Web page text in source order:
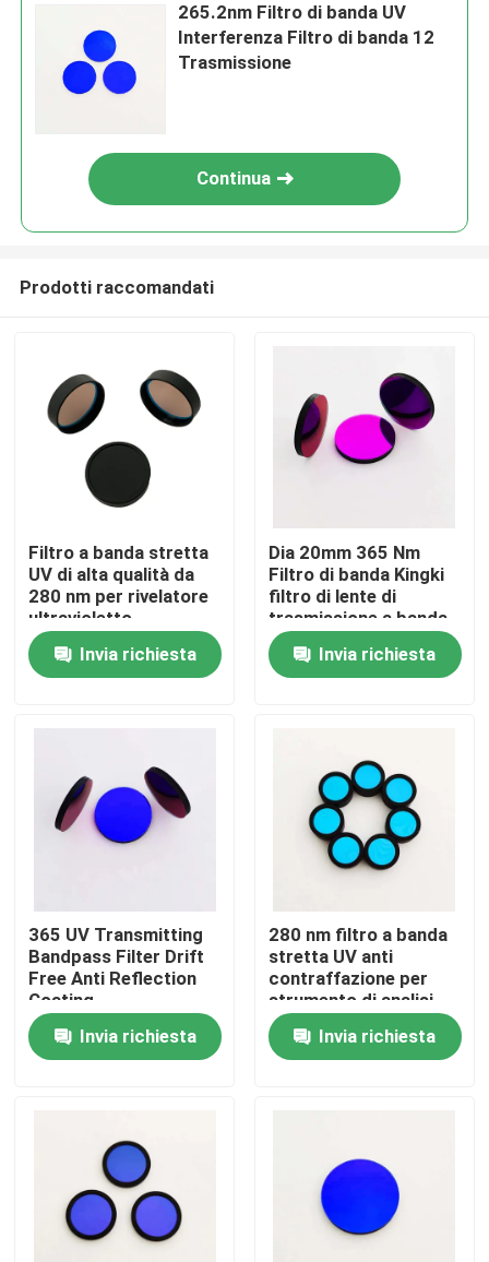
Casa
Chi siamo
Controllo di qualità
Contattaci
Filtro a banda ottica
Filtro a banda fluorescente
265.2nm Filtro di banda UV
Interferenza Filtro di banda 12
Trasmissione
Continua
Prodotti raccomandati
Filtro a banda stretta
UV di alta qualità da
280 nm per rivelatore
ultravioletto
Invia richiesta
Dia 20mm 365 Nm
Filtro di banda Kingki
filtro di lente di
trasmissione a banda
ultravioletta
Invia richiesta
365 UV Transmitting
Bandpass Filter Drift
Free Anti Reflection
Coating
Invia richiesta
280 nm filtro a banda
stretta UV anti
contraffazione per
strumento di analisi
Invia richiesta